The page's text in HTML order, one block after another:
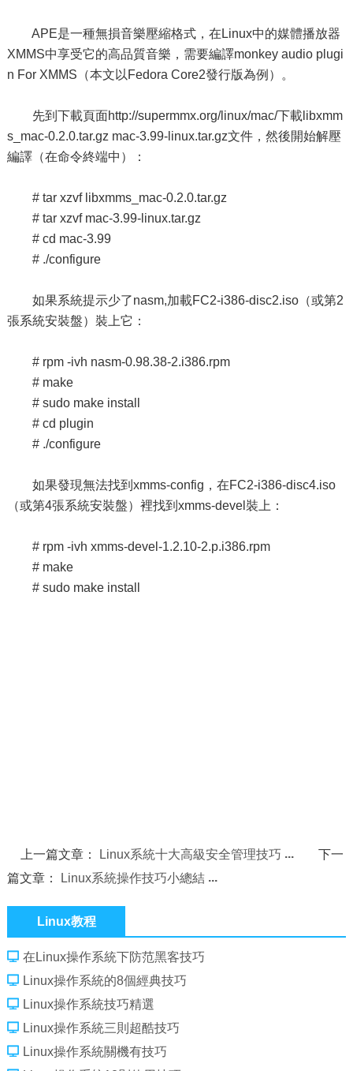
APE是一種無損音樂壓縮格式，在Linux中的媒體播放器
XMMS中享受它的高品質音樂，需要編譯monkey audio plugi
n For XMMS（本文以Fedora Core2發行版為例）。
先到下載頁面http://supermmx.org/linux/mac/下載libxmm
s_mac-0.2.0.tar.gz mac-3.99-linux.tar.gz文件，然後開始解壓
編譯（在命令終端中）：
# tar xzvf libxmms_mac-0.2.0.tar.gz
# tar xzvf mac-3.99-linux.tar.gz
# cd mac-3.99
# ./configure
如果系統提示少了nasm,加載FC2-i386-disc2.iso（或第2
張系統安裝盤）裝上它：
# rpm -ivh nasm-0.98.38-2.i386.rpm
# make
# sudo make install
# cd plugin
# ./configure
如果發現無法找到xmms-config，在FC2-i386-disc4.iso
（或第4張系統安裝盤）裡找到xmms-devel裝上：
# rpm -ivh xmms-devel-1.2.10-2.p.i386.rpm
# make
# sudo make install
上一篇文章： Linux系統十大高級安全管理技巧
下一
篇文章：
Linux系統操作技巧小總結
Linux教程
在Linux操作系統下防范黑客技巧
Linux操作系統的8個經典技巧
Linux操作系統技巧精選
Linux操作系統三則超酷技巧
Linux操作系統關機有技巧